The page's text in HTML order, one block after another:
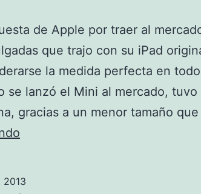
de Apple por traer al
que trajo con su iPad
la medida perfecta en
se lanzó el Mini al mercado, tuvo
gracias a un menor tamaño que
2013